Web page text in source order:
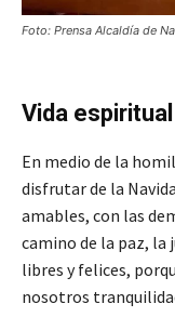
Foto: Prensa Alcaldía de
Vida espiritual
En medio de la
disfrutar de la
amables, con las
camino de la paz, la
libres y felices,
nosotros